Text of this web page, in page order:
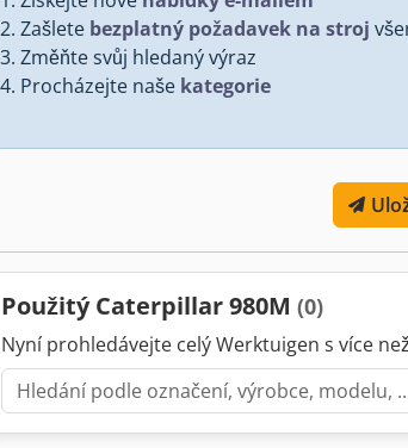
Zašlete bezplatný požadavek na stroj
Změňte svůj hledaný výraz
Procházejte naše kategorie
Použitý Caterpillar 980M (0)
Nyní prohledávejte celý Werktuigen s více